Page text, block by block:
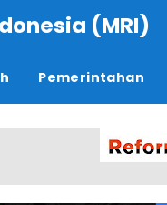
(MRI)
Pemerintahan